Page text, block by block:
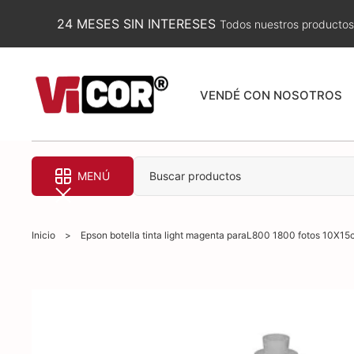
24 MESES SIN INTERESES Todos nuestros
VENDÉ CON NOSOTROS
MENÚ Buscar productos
Inicio > Epson botella tinta light magenta paraL800 1800 fotos